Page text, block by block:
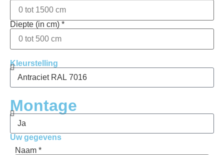
Diepte (in cm) *
Kleurstelling
Montage
Uw gegevens
Naam *